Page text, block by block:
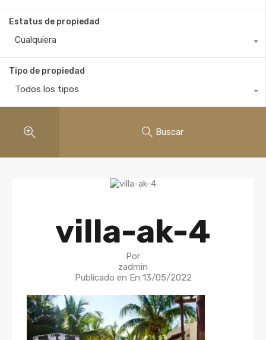
Estatus de propiedad
Cualquiera
Tipo de propiedad
Todos los tipos
Buscar
villa-ak-4
Por
zadmin
Publicado en En 13/05/2022